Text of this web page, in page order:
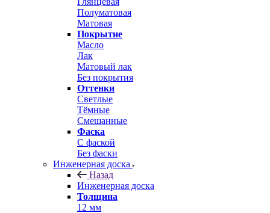
Полуматовая
Матовая
Покрытие
Масло
Лак
Матовый лак
Без покрытия
Оттенки
Светлые
Тёмные
Смешанные
Фаска
С фаской
Без фаски
Инженерная доска
Назад
Инженерная доска
Толщина
12 мм